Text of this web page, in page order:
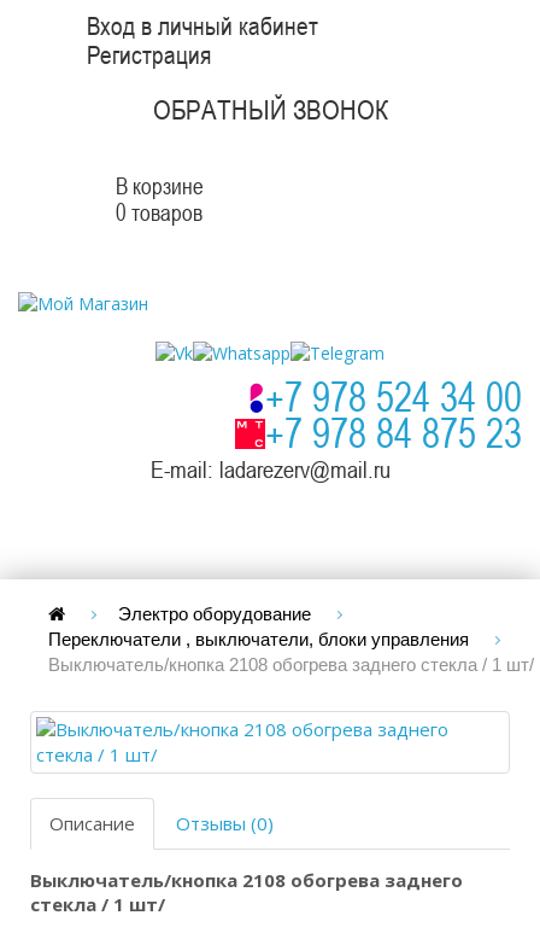
Вход в личный кабинет
Регистрация
ОБРАТНЫЙ ЗВОНОК
В корзине
0 товаров
+7 978 524 34 00
+7 978 84 875 23
E-mail: ladarezerv@mail.ru
Электро оборудование
Переключатели , выключатели, блоки управления
Выключатель/кнопка 2108 обогрева заднего стекла / 1 шт/
Описание Отзывы (0)
Выключатель/кнопка 2108 обогрева заднего
стекла / 1 шт/